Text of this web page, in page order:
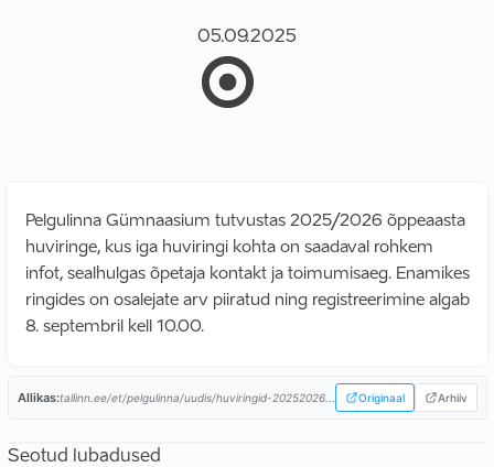
05.09.2025
Pelgulinna Gümnaasium tutvustas 2025/2026 õppeaasta
huviringe, kus iga huviringi kohta on saadaval rohkem
infot, sealhulgas õpetaja kontakt ja toimumisaeg. Enamikes
ringides on osalejate arv piiratud ning registreerimine algab
8. septembril kell 10.00.
Allikas:tallinn.ee/et/pelgulinna/uudis/huviringid-20252026... Originaal Arhiiv
Seotud lubadused